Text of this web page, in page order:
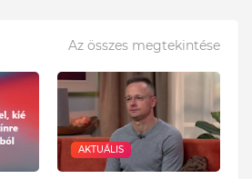
Az összes megtekintése
AKTUÁLIS